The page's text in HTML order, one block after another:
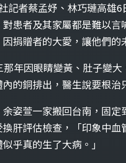
記者蔡孟妤、林巧璉高雄
患者及其家屬都是難以
捐贈者的大愛，讓他們的
年因眼睛變黃、肚子變
內的銅排出，醫生說要根治
姿萱一家搬回台南，固
肝評估檢查，「印象中血
乎真的生了大病。」